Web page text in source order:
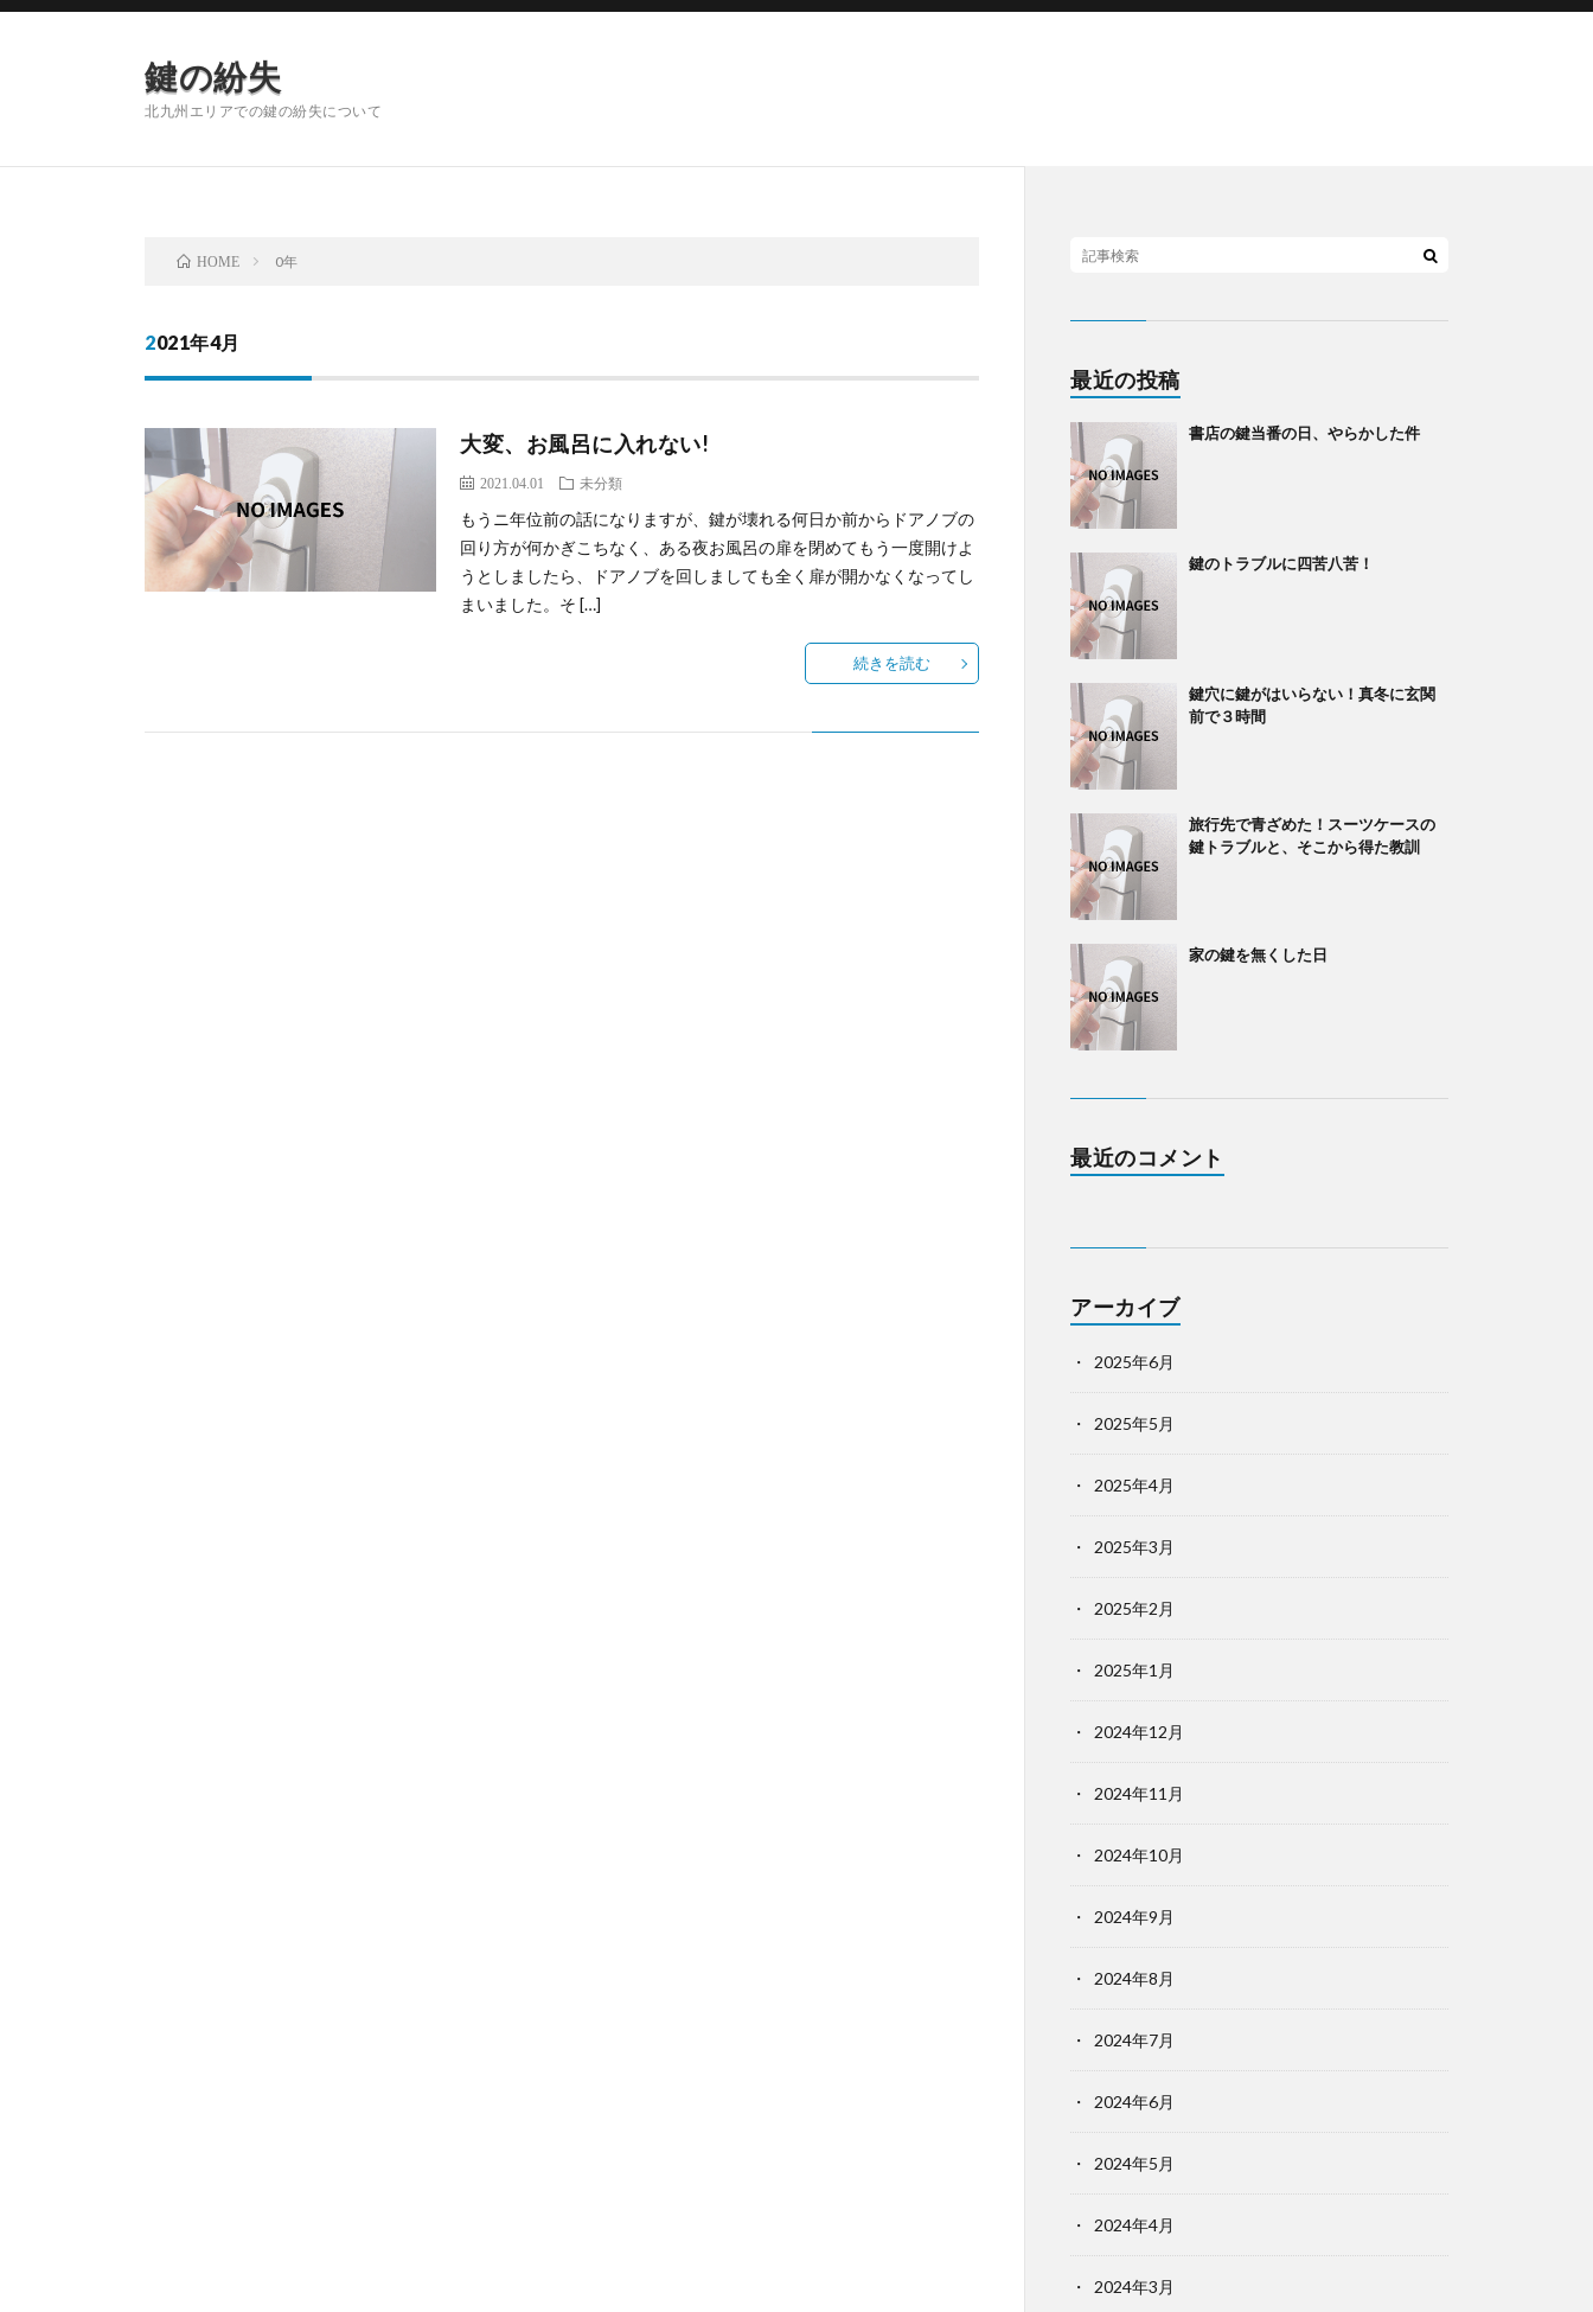
鍵の紛失
北九州エリアでの鍵の紛失について
HOME 0年
2021年4月
大変、お風呂に入れない!
2021.04.01 未分類
もうニ年位前の話になりますが、鍵が壊れる何日か前からドアノブの
回り方が何かぎこちなく、ある夜お風呂の扉を閉めてもう一度開けよ
うとしましたら、ドアノブを回しましても全く扉が開かなくなってし
まいました。そ […]
続きを読む
最近の投稿
書店の鍵当番の日、やらかした件
鍵のトラブルに四苦八苦！
鍵穴に鍵がはいらない！真冬に玄関
前で３時間
旅行先で青ざめた！スーツケースの
鍵トラブルと、そこから得た教訓
家の鍵を無くした日
最近のコメント
アーカイブ
2025年6月
2025年5月
2025年4月
2025年3月
2025年2月
2025年1月
2024年12月
2024年11月
2024年10月
2024年9月
2024年8月
2024年7月
2024年6月
2024年5月
2024年4月
2024年3月